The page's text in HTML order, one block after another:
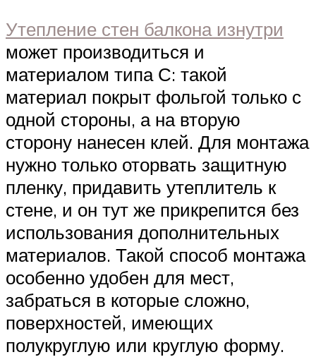
Утепление стен балкона изнутри
может производиться и
материалом типа С: такой
материал покрыт фольгой только с
одной стороны, а на вторую
сторону нанесен клей. Для монтажа
нужно только оторвать защитную
пленку, придавить утеплитель к
стене, и он тут же прикрепится без
использования дополнительных
материалов. Такой способ монтажа
особенно удобен для мест,
забраться в которые сложно,
поверхностей, имеющих
полукруглую или круглую форму.